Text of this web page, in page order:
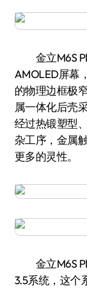
金立M6S
AMOLED屏幕
的物理边框极
属一体化后壳
经过热锻塑型
杂工序，金属
更多的灵性。
金立M6S
3.5系统，这个